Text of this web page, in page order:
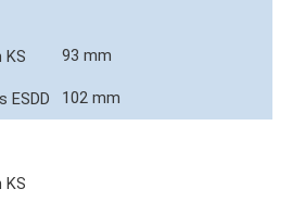
93 mm
102 mm